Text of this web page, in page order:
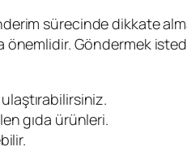
sürecinde dikkate
Göndermek
gıda ürünleri.